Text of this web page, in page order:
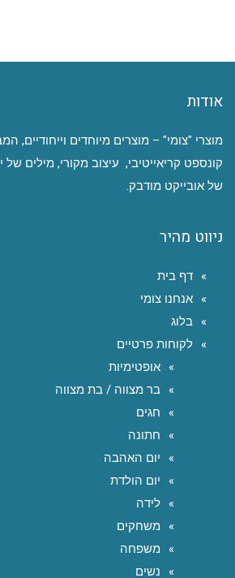
אודות
מוצרי "צומי" – מוצרים מיוחדים וייחודיים,
קונספט קריאייטיבי, עיצוב מקורי, מילים של
של אובייקט מודבק.
ניווט מהיר
דף בית
אנחנו צומי
בלוג
לקוחות פרטיים
אופטימיות
בר מצווה / בת מצווה
חגים
חתונה
יום האהבה
יום הולדת
לידה
משחקים
משפחה
נשים